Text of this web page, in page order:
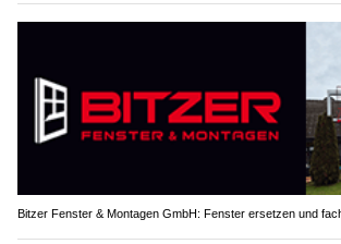
Bitzer Fenster & Montagen GmbH: Fenster ersetzen und